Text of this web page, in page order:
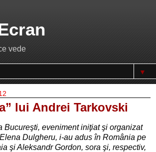
vede
▼
lui Andrei Tarkovski
Bucureşti, eveniment iniţiat şi organizat
Dulgheru, i-au adus în România pe
şi Aleksandr Gordon, sora şi, respectiv,